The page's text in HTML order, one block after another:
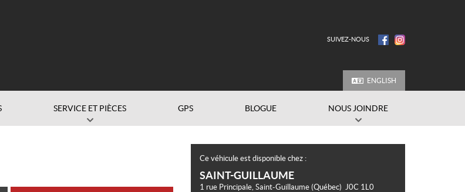
SUIVEZ-NOUS
ENGLISH
SERVICE ET PIÈCES GPS BLOGUE NOUS JOINDRE
Ce véhicule est disponible chez :
SAINT-GUILLAUME
1 rue Principale, Saint-Guillaume (Québec) J0C 1L0